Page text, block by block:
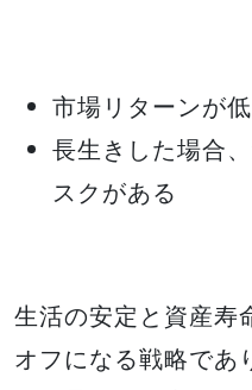
市場リターンが
長生きした場合
スクがある
生活の安定と資産寿
オフになる戦略であ